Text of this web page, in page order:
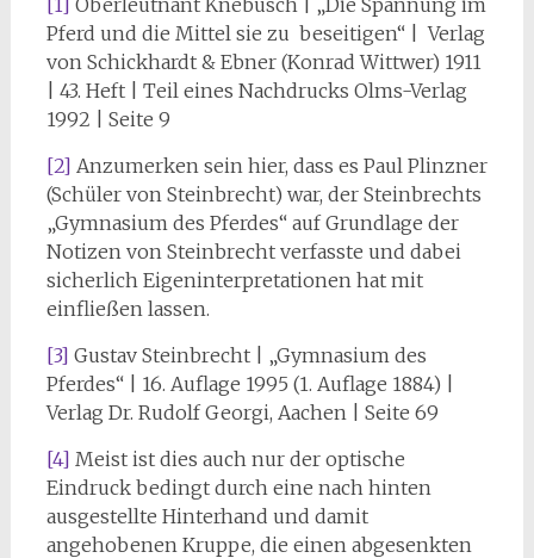
Pferd und die Mittel sie zu beseitigen“ | Verlag
von Schickhardt & Ebner (Konrad Wittwer) 1911
| 43. Heft | Teil eines Nachdrucks Olms-Verlag
1992 | Seite 9
[2] Anzumerken sein hier, dass es Paul Plinzner
(Schüler von Steinbrecht) war, der Steinbrechts
„Gymnasium des Pferdes“ auf Grundlage der
Notizen von Steinbrecht verfasste und dabei
sicherlich Eigeninterpretationen hat mit
einfließen lassen.
[3] Gustav Steinbrecht | „Gymnasium des
Pferdes“ | 16. Auflage 1995 (1. Auflage 1884) |
Verlag Dr. Rudolf Georgi, Aachen | Seite 69
[4] Meist ist dies auch nur der optische
Eindruck bedingt durch eine nach hinten
ausgestellte Hinterhand und damit
angehobenen Kruppe, die einen abgesenkten